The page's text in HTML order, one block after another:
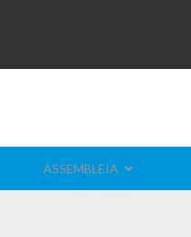
ASSEMBLEIA